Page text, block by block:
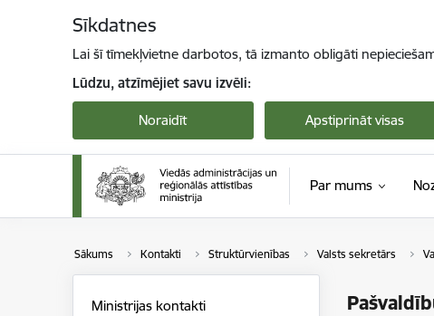
Sīkdatnes
Lai šī tīmekļvietne darbotos, tā izmanto obligāti
Lūdzu, atzīmējiet savu izvēli:
Noraidīt Apstiprināt visas
Par mums
Sākums Kontakti Struktūrvienības Valsts sekretārs
Ministrijas kontakti